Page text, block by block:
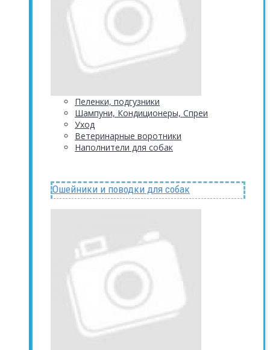
Пеленки, подгузники
Шампуни, Кондиционеры, Спреи
Уход
Ветеринарные воротники
Наполнители для собак
Ошейники и поводки для собак